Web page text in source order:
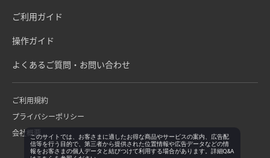
ご利用ガイド
操作ガイド
よくあるご質問・お問い合わせ
ご利用規約
プライバシーポリシー
会社概要このサイトでは、お客さまに適したお得な商品やサービスの案内、広告配
信等を行う目的で、第三者から提供された位置情報や広告データなどの情
報をお客さまの個人データと結びつけて利用する場合があります。詳細Q&A